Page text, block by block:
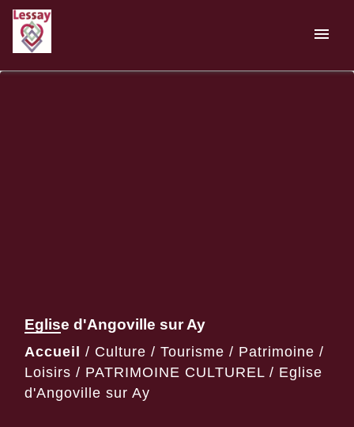
menu
Eglise d'Angoville sur Ay
Accueil / Culture / Tourisme / Patrimoine /
Loisirs / PATRIMOINE CULTUREL / Eglise
d'Angoville sur Ay